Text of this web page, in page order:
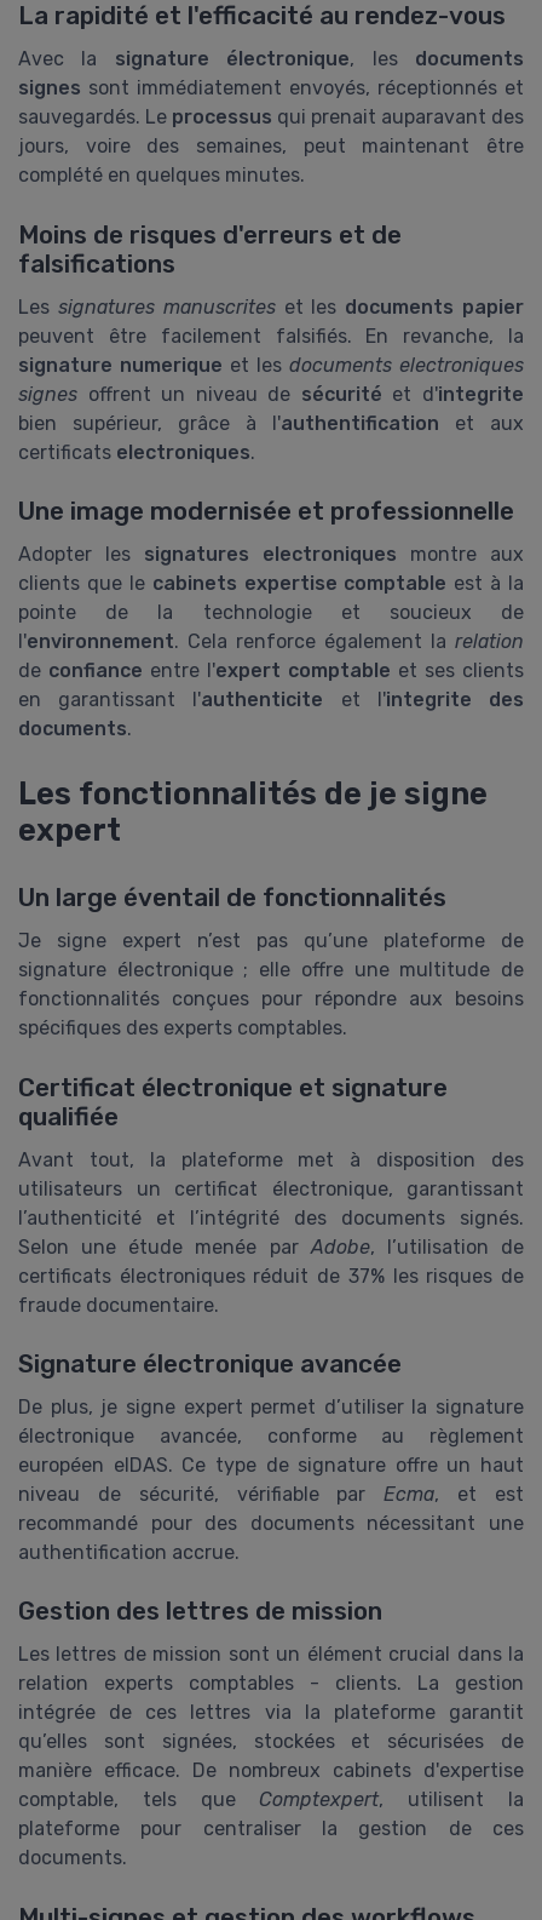
La rapidité et l'efficacité au rendez-vous
Avec la signature électronique, les documents
signes sont immédiatement envoyés, réceptionnés et
sauvegardés. Le processus qui prenait auparavant des
jours, voire des semaines, peut maintenant être
complété en quelques minutes.
Moins de risques d'erreurs et de
falsifications
Les signatures manuscriteset les documents papier
peuvent être facilement falsifiés. En revanche, la
signature numerique et les documents electroniques
signes offrent un niveau de sécurité et d'integrite
bien supérieur, grâce à l'authentification et aux
certificats electroniques.
Une image modernisée et professionnelle
Adopter les signatures electroniques montre aux
clients que le cabinets expertise comptable est à la
pointe de la technologie et soucieux de
l'environnement. Cela renforce également la relation
de confiance entre l'expert comptable et ses clients
en garantissant l'authenticite et l'integrite des
documents.
Les fonctionnalités de je signe
expert
Un large éventail de fonctionnalités
Je signe expert n’est pas qu’une plateforme de
signature électronique ; elle offre une multitude de
fonctionnalités conçues pour répondre aux besoins
spécifiques des experts comptables.
Certificat électronique et signature
qualifiée
Avant tout, la plateforme met à disposition des
utilisateurs un certificat électronique, garantissant
l’authenticité et l’intégrité des documents signés.
Selon une étude menée par Adobe, l’utilisation de
certificats électroniques réduit de 37% les risques de
fraude documentaire.
Signature électronique avancée
De plus, je signe expert permet d’utiliser la signature
électronique avancée, conforme au règlement
européen eIDAS. Ce type de signature offre un haut
niveau de sécurité, vérifiable parEcma, et est
recommandé pour des documents nécessitant une
authentification accrue.
Gestion des lettres de mission
Les lettres de mission sont un élément crucial dans la
relation experts comptables - clients. La gestion
intégrée de ces lettres via la plateforme garantit
qu’elles sont signées, stockées et sécurisées de
manière efficace. De nombreux cabinets d'expertise
comptable, tels que Comptexpert, utilisent la
plateforme pour centraliser la gestion de ces
documents.